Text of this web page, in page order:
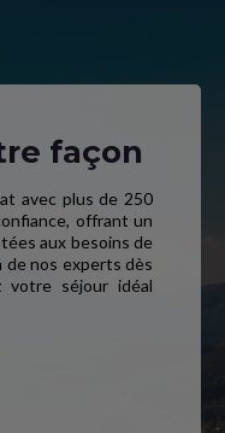
façon
avec plus de 250
offrant un
aux besoins de
de nos experts dès
votre séjour idéal